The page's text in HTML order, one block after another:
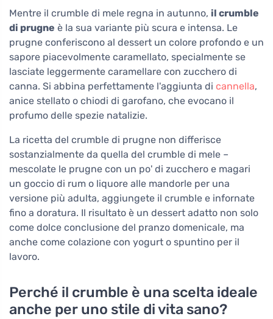
Mentre il crumble di mele regna in autunno, il crumble
di prugne è la sua variante più scura e intensa. Le
prugne conferiscono al dessert un colore profondo e un
sapore piacevolmente caramellato, specialmente se
lasciate leggermente caramellare con zucchero di
canna. Si abbina perfettamente l'aggiunta di cannella,
anice stellato o chiodi di garofano, che evocano il
profumo delle spezie natalizie.
La ricetta del crumble di prugne non differisce
sostanzialmente da quella del crumble di mele –
mescolate le prugne con un po' di zucchero e magari
un goccio di rum o liquore alle mandorle per una
versione più adulta, aggiungete il crumble e infornate
fino a doratura. Il risultato è un dessert adatto non solo
come dolce conclusione del pranzo domenicale, ma
anche come colazione con yogurt o spuntino per il
lavoro.
Perché il crumble è una scelta ideale
anche per uno stile di vita sano?